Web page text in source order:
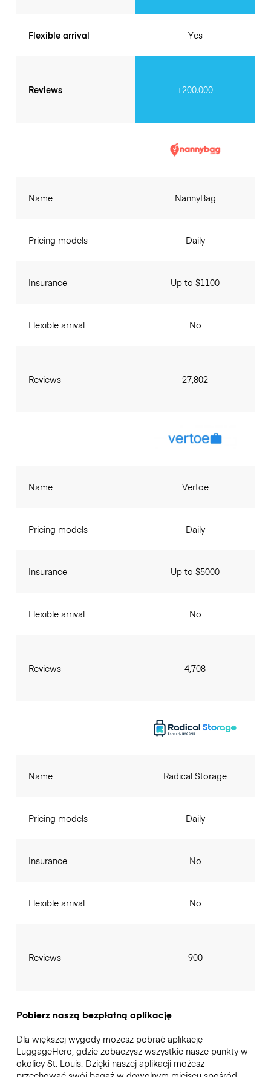
Flexible arrival
Reviews
Yes
+200.000
Name
Pricing models
Insurance
Flexible arrival
Reviews
NannyBag
Daily
Up to $1100
No
27,802
Name
Pricing models
Insurance
Flexible arrival
Reviews
Vertoe
Daily
Up to $5000
No
4,708
Name
Pricing models
Insurance
Flexible arrival
Reviews
Radical Storage
Daily
No
No
900
Pobierz naszą bezpłatną aplikację
Dla większej wygody możesz pobrać aplikację
LuggageHero, gdzie zobaczysz wszystkie nasze punkty w
okolicy St. Louis. Dzięki naszej aplikacji możesz